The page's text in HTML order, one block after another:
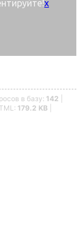
x
в базу: 142
179.2 KB